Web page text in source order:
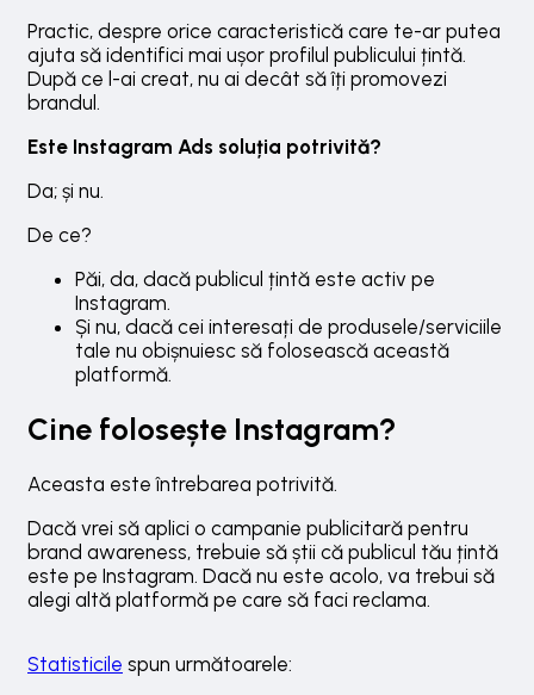
Practic, despre orice caracteristică care te-ar putea
ajuta să identifici mai ușor profilul publicului țintă.
După ce l-ai creat, nu ai decât să îți promovezi
brandul.
Este Instagram Ads soluția potrivită?
Da; și nu.
De ce?
Păi, da, dacă publicul țintă este activ pe
Instagram.
Și nu, dacă cei interesați de produsele/serviciile
tale nu obișnuiesc să folosească această
platformă.
Cine folosește Instagram?
Aceasta este întrebarea potrivită.
Dacă vrei să aplici o campanie publicitară pentru
brand awareness, trebuie să știi că publicul tău țintă
este pe Instagram. Dacă nu este acolo, va trebui să
alegi altă platformă pe care să faci reclama.
Statisticile spun următoarele: